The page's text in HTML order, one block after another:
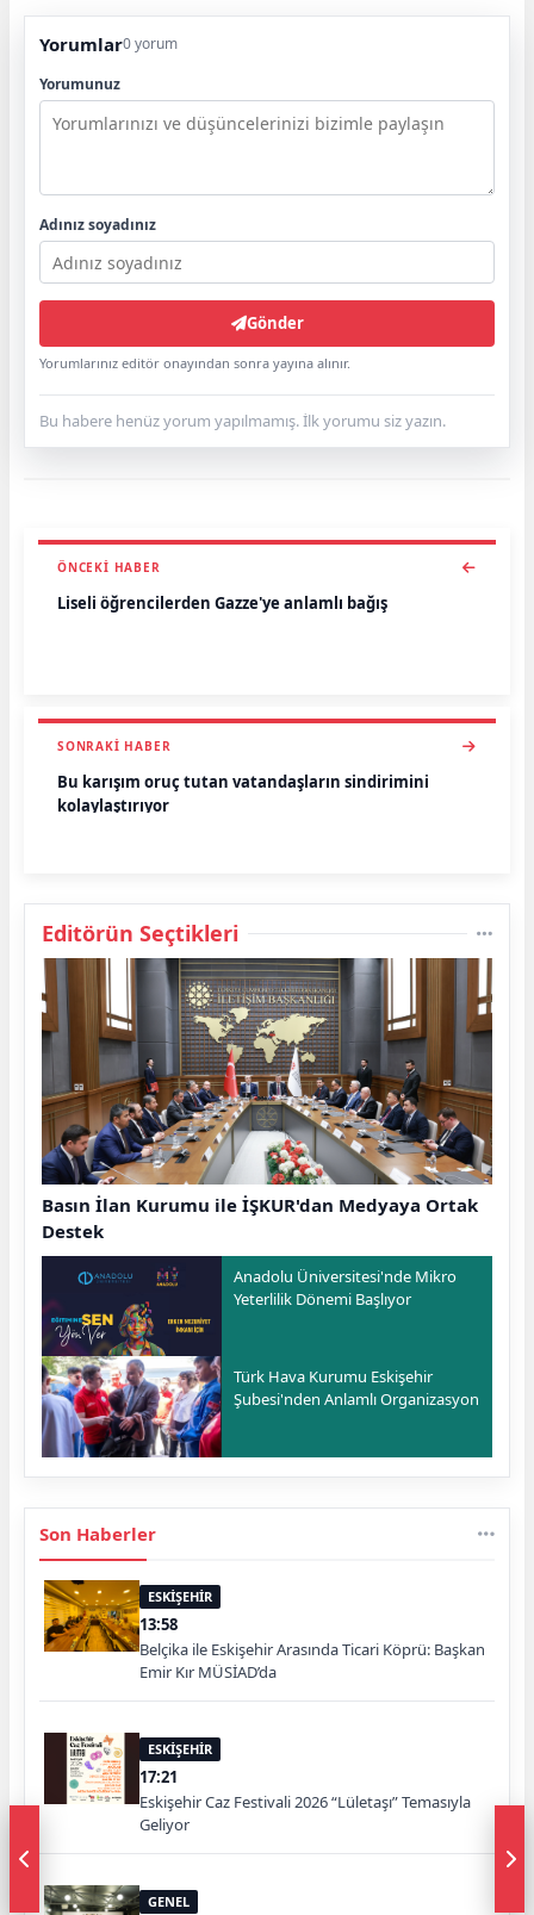
Yorumlar0 yorum
Yorumunuz
Adınız soyadınız
Gönder
Yorumlarınız editör onayından sonra yayına alınır.
Bu habere henüz yorum yapılmamış. İlk yorumu siz yazın.
ÖNCEKI HABER
Liseli öğrencilerden Gazze'ye anlamlı bağış
SONRAKI HABER
Bu karışım oruç tutan vatandaşların sindirimini
kolaylaştırıyor
Editörün Seçtikleri
Basın İlan Kurumu ile İŞKUR'dan Medyaya Ortak
Destek
Anadolu Üniversitesi'nde Mikro
Yeterlilik Dönemi Başlıyor
Türk Hava Kurumu Eskişehir
Şubesi'nden Anlamlı Organizasyon
Son Haberler
ESKİŞEHİR
13:58
Belçika ile Eskişehir Arasında Ticari Köprü: Başkan
Emir Kır MÜSİAD’da
ESKİŞEHİR
17:21
Eskişehir Caz Festivali 2026 “Lületaşı” Temasıyla
Geliyor
GENEL